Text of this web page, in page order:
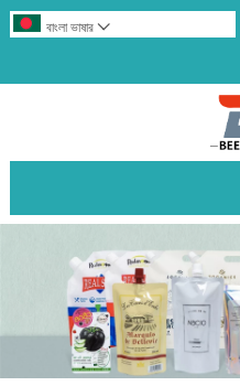
বাংলা ভাষার 